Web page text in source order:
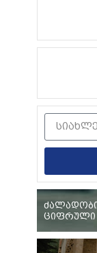
ციფრული